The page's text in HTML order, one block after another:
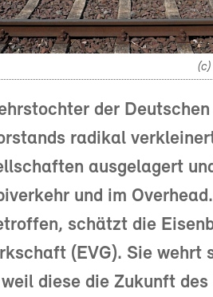
der
radikal
ausgelagert
und im
schätzt die
(EVG). Sie wehrt
diese die Zukunft des